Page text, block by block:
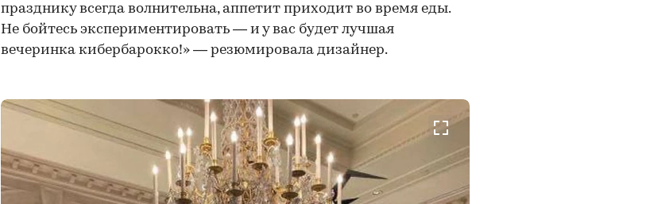
празднику всегда волнительна, аппетит приходит во время еды.
Не бойтесь экспериментировать — и у вас будет лучшая
вечеринка кибербарокко!» — резюмировала дизайнер.